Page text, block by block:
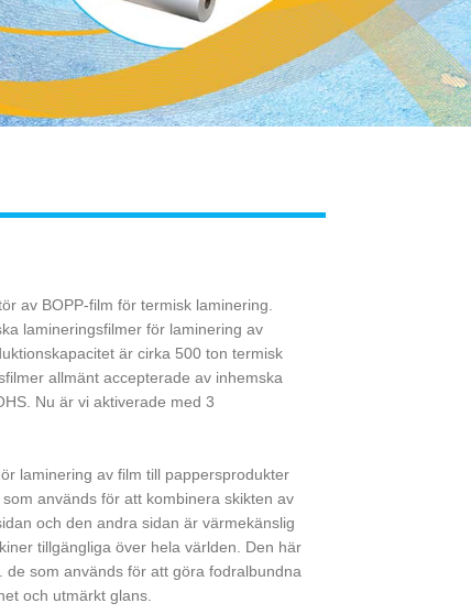
av BOPP-film för termisk laminering.
lamineringsfilmer för laminering av
är cirka 500 ton termisk
allmänt accepterade av inhemska
Nu är vi aktiverade med 3
laminering av film till pappersprodukter
används för att kombinera skikten av
och den andra sidan är värmekänslig
tillgängliga över hela världen. Den här
som används för att göra fodralbundna
och utmärkt glans.